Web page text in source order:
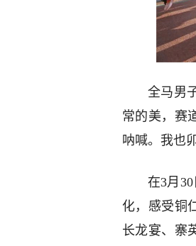
全马男
常的美，赛
呐喊。我也
在3月
化，感受铜
长龙宴、寨